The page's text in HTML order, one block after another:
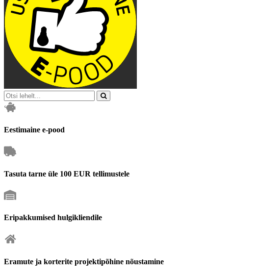
Eestimaine e-pood
Tasuta tarne üle 100 EUR tellimustele
Eripakkumised hulgikliendile
Eramute ja korterite projektipõhine nõustamine